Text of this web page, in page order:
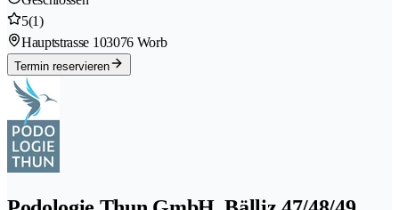
5(1)
Hauptstrasse 103076 Worb
Termin reservieren